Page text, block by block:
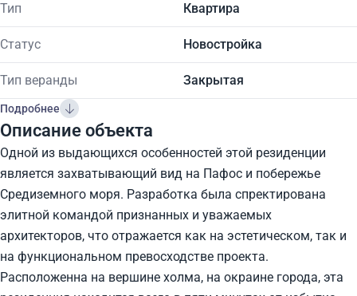
Тип Квартира
Статус Новостройка
Тип веранды Закрытая
Подробнее
Описание объекта
Одной из выдающихся особенностей этой резиденции
является захватывающий вид на Пафос и побережье
Средиземного моря. Разработка была спректирована
элитной командой признанных и уважаемых
архитекторов, что отражается как на эстетическом, так и
на функциональном превосходстве проекта.
Расположенна на вершине холма, на окраине города, эта